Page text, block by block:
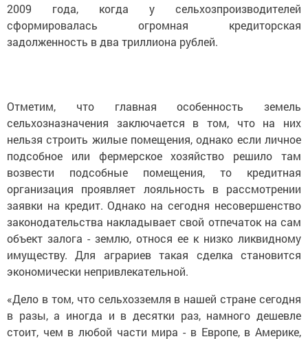
2009 года, когда у сельхозпроизводителей
сформировалась огромная кредиторская
задолженность в два триллиона рублей.
Отметим, что главная особенность земель
сельхозназначения заключается в том, что на них
нельзя строить жилые помещения, однако если личное
подсобное или фермерское хозяйство решило там
возвести подсобные помещения, то кредитная
организация проявляет лояльность в рассмотрении
заявки на кредит. Однако на сегодня несовершенство
законодательства накладывает свой отпечаток на сам
объект залога - землю, относя ее к низко ликвидному
имуществу. Для аграриев такая сделка становится
экономически непривлекательной.
«Дело в том, что сельхозземля в нашей стране сегодня
в разы, а иногда и в десятки раз, намного дешевле
стоит, чем в любой части мира - в Европе, в Америке,